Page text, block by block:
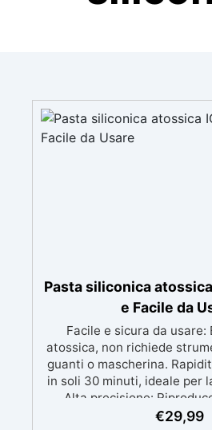
Pasta siliconica
e Facile da
Facile e sicura da usare:
atossica, non richiede
guanti o mascherina.
in soli 30 minuti, ideale per
Alta precisione:
complessi con un
€29,99